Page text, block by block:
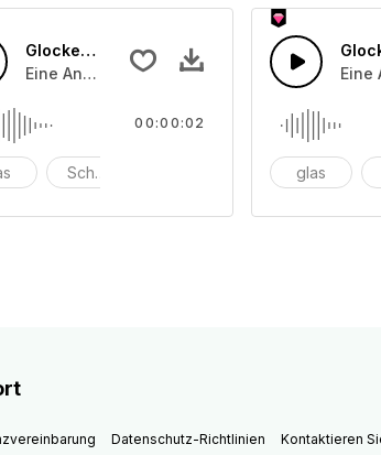
Glocken läuten 48
Eine Ansammlung von unterschiedliche
Schüssel
00:00:02
Eine
glas
Datenschutz-Richtlinien Kontaktieren